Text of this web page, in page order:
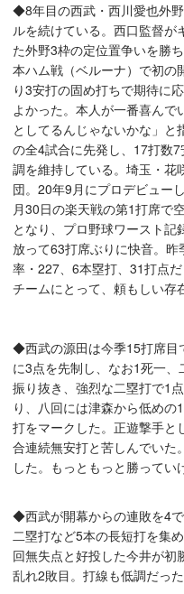
◆8年目の西武・西川愛也外
ルを続けている。西口監督が
た外野3枠の定位置争いを勝
本ハム戦（ベルーナ）で初の
り3安打の固め打ちで期待に
よかった。本人が一番喜んで
としてるんじゃないかな」
の全4試合に先発し、17打数
調を維持している。埼玉・花
団。20年9月にプロデビュー
月30日の楽天戦の第1打席で
となり、プロ野球ワースト
放って63打席ぶりに快音。
率・227、6本塁打、31打点
チームにとって、頼もしい存
◆西武の源田は今季15打席目
に3点を先制し、なお1死一
振り抜き、強烈な二塁打で1
り、八回には津森から低め
打をマークした。正遊撃手と
合連続無安打と苦しんでいた
した。もっともっと勝って
◆西武が開幕からの連敗を4
二塁打など5本の長短打を集
回無失点と好投した今井が初
乱れ2敗目。打線も低調だった